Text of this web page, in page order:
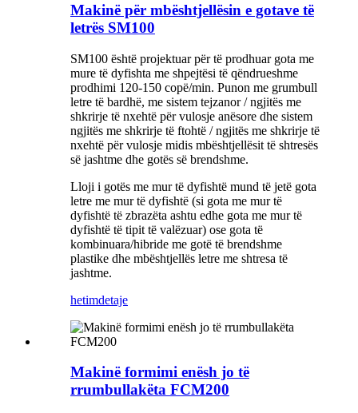
Makinë për mbështjellësin e gotave të
letrës SM100
SM100 është projektuar për të prodhuar gota me
mure të dyfishta me shpejtësi të qëndrueshme
prodhimi 120-150 copë/min. Punon me grumbull
letre të bardhë, me sistem tejzanor / ngjitës me
shkrirje të nxehtë për vulosje anësore dhe sistem
ngjitës me shkrirje të ftohtë / ngjitës me shkrirje të
nxehtë për vulosje midis mbështjellësit të shtresës
së jashtme dhe gotës së brendshme.
Lloji i gotës me mur të dyfishtë mund të jetë gota
letre me mur të dyfishtë (si gota me mur të
dyfishtë të zbrazëta ashtu edhe gota me mur të
dyfishtë të tipit të valëzuar) ose gota të
kombinuara/hibride me gotë të brendshme
plastike dhe mbështjellës letre me shtresa të
jashtme.
hetimdetaje
Makinë formimi enësh jo të
rrumbullakëta FCM200